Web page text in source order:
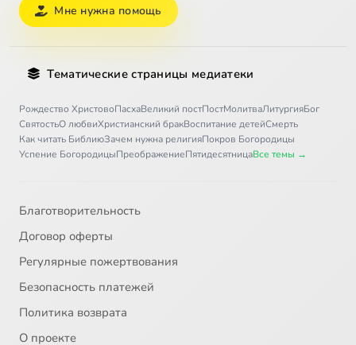
Мне нужна помощь
Тематические страницы медиатеки
Рождество ХристовоПасхаВеликий постПостМолитваЛитургияБог
СвятостьО любвиХристианский бракВоспитание детейСмерть
Как читать БиблиюЗачем нужна религияПокров Богородицы
Успение БогородицыПреображениеПятидесятницаВсе темы →
Благотворительность
Договор оферты
Регулярные пожертвования
Безопасность платежей
Политика возврата
О проекте